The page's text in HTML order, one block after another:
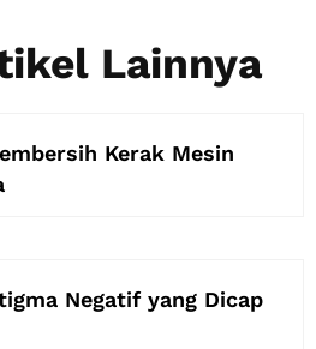
Lainnya
Kerak Mesin
Negatif yang Dicap